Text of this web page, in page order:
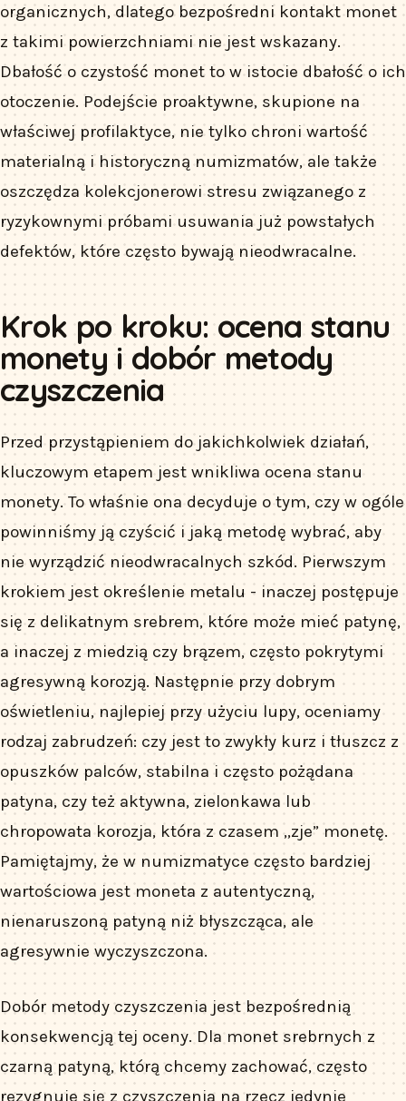
organicznych, dlatego bezpośredni kontakt monet
z takimi powierzchniami nie jest wskazany.
Dbałość o czystość monet to w istocie dbałość o ich
otoczenie. Podejście proaktywne, skupione na
właściwej profilaktyce, nie tylko chroni wartość
materialną i historyczną numizmatów, ale także
oszczędza kolekcjonerowi stresu związanego z
ryzykownymi próbami usuwania już powstałych
defektów, które często bywają nieodwracalne.
Krok po kroku: ocena stanu
monety i dobór metody
czyszczenia
Przed przystąpieniem do jakichkolwiek działań,
kluczowym etapem jest wnikliwa ocena stanu
monety. To właśnie ona decyduje o tym, czy w ogóle
powinniśmy ją czyścić i jaką metodę wybrać, aby
nie wyrządzić nieodwracalnych szkód. Pierwszym
krokiem jest określenie metalu - inaczej postępuje
się z delikatnym srebrem, które może mieć patynę,
a inaczej z miedzią czy brązem, często pokrytymi
agresywną korozją. Następnie przy dobrym
oświetleniu, najlepiej przy użyciu lupy, oceniamy
rodzaj zabrudzeń: czy jest to zwykły kurz i tłuszcz z
opuszków palców, stabilna i często pożądana
patyna, czy też aktywna, zielonkawa lub
chropowata korozja, która z czasem „zje” monetę.
Pamiętajmy, że w numizmatyce często bardziej
wartościowa jest moneta z autentyczną,
nienaruszoną patyną niż błyszcząca, ale
agresywnie wyczyszczona.
Dobór metody czyszczenia jest bezpośrednią
konsekwencją tej oceny. Dla monet srebrnych z
czarną patyną, którą chcemy zachować, często
rezygnuje się z czyszczenia na rzecz jedynie